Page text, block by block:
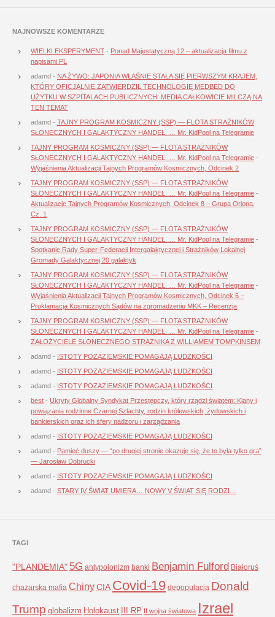
NAJNOWSZE KOMENTARZE
WIELKI EKSPERYMENT - Ponad Majestatyczną 12 – aktualizacja filmu z
napisami PL
adamd - NA ŻYWO: JAPONIA WŁAŚNIE STAŁA SIĘ PIERWSZYM KRAJEM,
KTÓRY OFICJALNIE ZATWIERDZIŁ TECHNOLOGIĘ MEDBED DO
UŻYTKU W SZPITALACH PUBLICZNYCH. MEDIA CAŁKOWICIE MILCZĄ NA
TEN TEMAT
adamd - TAJNY PROGRAM KOSMICZNY (SSP) — FLOTA STRAŻNIKÓW
SŁONECZNYCH I GALAKTYCZNY HANDEL. … Mr. KidPool na Telegramie
TAJNY PROGRAM KOSMICZNY (SSP) — FLOTA STRAŻNIKÓW
SŁONECZNYCH I GALAKTYCZNY HANDEL. … Mr. KidPool na Telegramie -
Wyjaśnienia Aktualizacji Tajnych Programów Kosmicznych, Odcinek 2
TAJNY PROGRAM KOSMICZNY (SSP) — FLOTA STRAŻNIKÓW
SŁONECZNYCH I GALAKTYCZNY HANDEL. … Mr. KidPool na Telegramie -
Aktualizacje Tajnych Programów Kosmicznych, Odcinek 8 – Grupa Oriona,
Cz. 1
TAJNY PROGRAM KOSMICZNY (SSP) — FLOTA STRAŻNIKÓW
SŁONECZNYCH I GALAKTYCZNY HANDEL. … Mr. KidPool na Telegramie -
Spotkanie Rady Super-Federacji Intergalaktycznej i Strażników Lokalnej
Gromady Galaktycznej 20 galaktyk
TAJNY PROGRAM KOSMICZNY (SSP) — FLOTA STRAŻNIKÓW
SŁONECZNYCH I GALAKTYCZNY HANDEL. … Mr. KidPool na Telegramie -
Wyjaśnienia Aktualizacji Tajnych Programów Kosmicznych, Odcinek 6 –
Proklamacja Kosmicznych Sądów na zgromadzeniu MKK – Recenzja
TAJNY PROGRAM KOSMICZNY (SSP) — FLOTA STRAŻNIKÓW
SŁONECZNYCH I GALAKTYCZNY HANDEL. … Mr. KidPool na Telegramie -
ZAŁOŻYCIELE SŁONECZNEGO STRAŻNIKA Z WILLIAMEM TOMPKINSEM
adamd - ISTOTY POZAZIEMSKIE POMAGAJĄ LUDZKOŚCI
adamd - ISTOTY POZAZIEMSKIE POMAGAJĄ LUDZKOŚCI
adamd - ISTOTY POZAZIEMSKIE POMAGAJĄ LUDZKOŚCI
best - Ukryty Globalny Syndykat Przestępczy, który rządzi światem: Klany i
powiązania rodzinne Czarnej Szlachty, rodzin królewskich, żydowskich i
bankierskich oraz ich sfery nadzoru i zarządzania
adamd - ISTOTY POZAZIEMSKIE POMAGAJĄ LUDZKOŚCI
adamd - Pamięć duszy — “po drugiej stronie okazuje się, że to była tylko gra”
— Jarosław Dobrucki
adamd - ISTOTY POZAZIEMSKIE POMAGAJĄ LUDZKOŚCI
adamd - STARY IV ŚWIAT UMIERA… NOWY V ŚWIAT SIĘ RODZI…
TAGI
"PLANDEMIA" 5G antypolonizm banki Benjamin Fulford Białoruś
chazarska mafia ChinyCIA Covid-19 depopulacja Donald
Trump globalizm Holokaust III RP II wojna światowa Izrael